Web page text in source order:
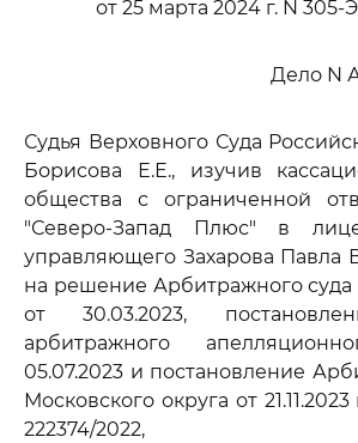
от 25 марта 2024 г. N 305-
Дело N
Судья Верховного Суда
Борисова Е.Е., изучив
общества с ограниченной
"Северо-Запад Плюс" в
управляющего Захарова Павла
на решение Арбитражного суда
от 30.03.2023,
арбитражного
05.07.2023 и постановление
Московского округа от
222374/2022,